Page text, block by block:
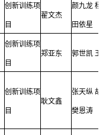
创新训练项
目
翟文杰
颜九龙 杨
田依星
创新训练项
目
郑亚东 郭世凯 王
创新训练项
目
耿文鑫
张天纵 胡
樊恩涛